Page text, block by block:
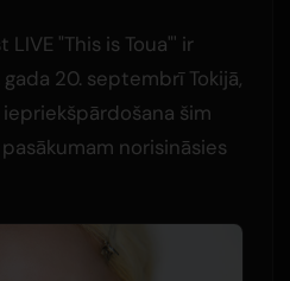
LIVE "This is Toua"' ir
20. septembrī Tokijā,
šim
norisināsies